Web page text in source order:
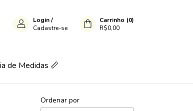
Login/
Cadastre-se
Carrinho (0)
R$0,00
de Medidas 📏
Ordenar por